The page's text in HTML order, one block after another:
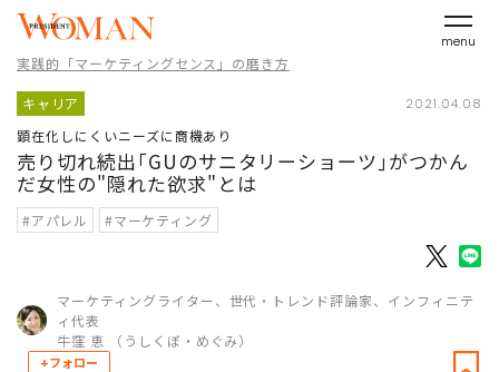
menu
実践的「マーケティングセンス」の磨き方
キャリア 2021.04.08
顕在化しにくいニーズに商機あり
売り切れ続出｢GUのサニタリーショーツ｣がつかん
だ女性の"隠れた欲求"とは
#アパレル #マーケティング
マーケティングライター、世代・トレンド評論家、インフィニテ
ィ代表
牛窪 恵 （うしくぼ・めぐみ）
+フォロー